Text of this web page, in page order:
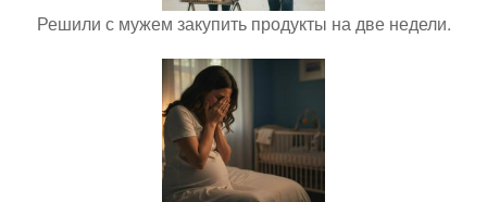
Решили с мужем закупить продукты на две недели.